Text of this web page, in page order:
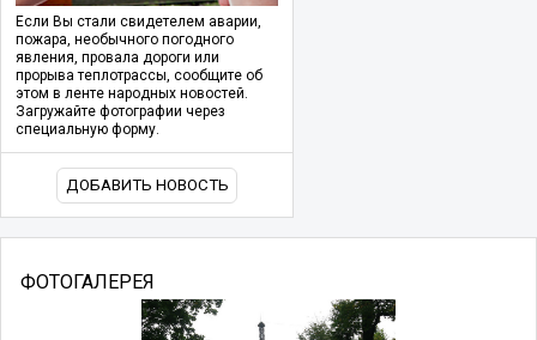
Если Вы стали свидетелем аварии,
пожара, необычного погодного
явления, провала дороги или
прорыва теплотрассы, сообщите об
этом в ленте народных новостей.
Загружайте фотографии через
специальную форму.
ДОБАВИТЬ НОВОСТЬ
ФОТОГАЛЕРЕЯ